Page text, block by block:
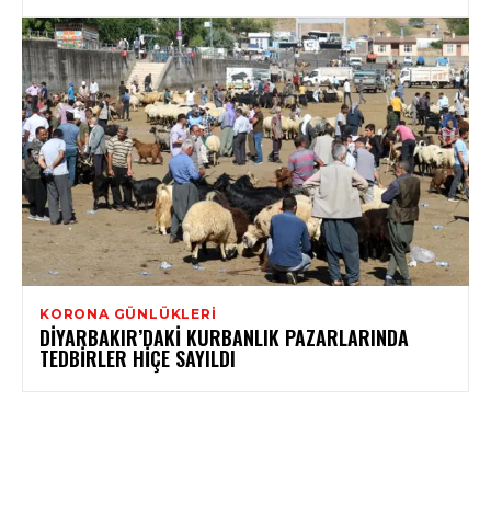
KORONA GÜNLÜKLERI
DIYARBAKIR’DAKI KURBANLIK PAZARLARINDA
TEDBIRLER HIÇE SAYILDI